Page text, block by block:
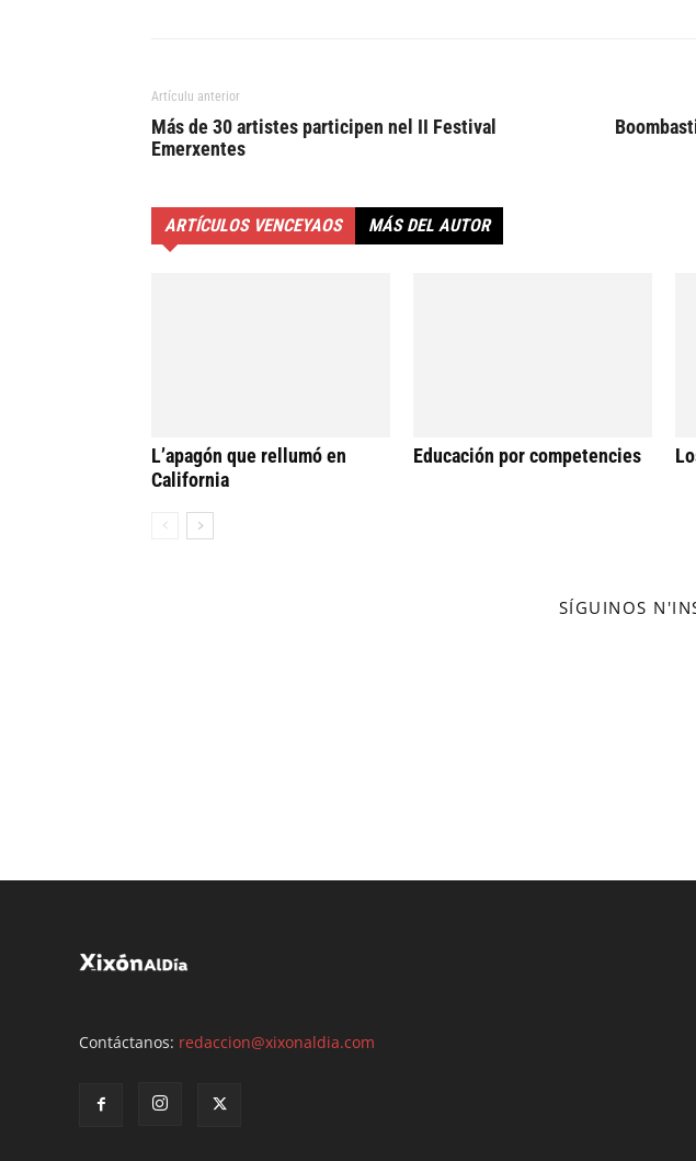
Artículu anterior
Más de 30 artistes participen nel II Festival
Emerxentes
ARTÍCULOS VENCEYAOS MÁS DEL AUTOR
L’apagón que rellumó en
California
Educación por competencies
SÍGUINOS
Contáctanos: redaccion@xixonaldia.com